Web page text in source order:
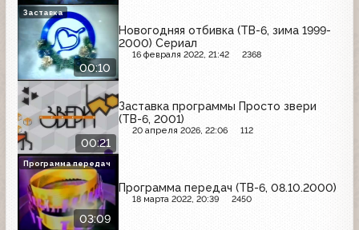
00:10
Новогодняя отбивка (ТВ-6, зима 1999-
2000) Сериал
16 февраля 2022, 21:42 2368
Заставка
00:21
Заставка программы Просто звери
(ТВ-6, 2001)
20 апреля 2026, 22:06 112
03:09
Программа передач (ТВ-6, 08.10.2000)
18 марта 2022, 20:39 2450
Программа передач